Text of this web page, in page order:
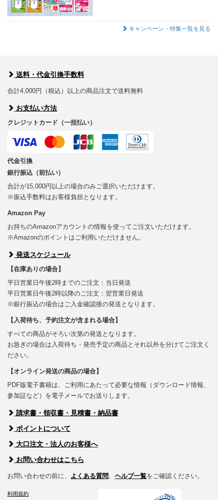
キャンペーン・特集一覧を見る
送料・代金引換手数料
合計4,000円（税込）以上の商品注文で送料無料
お支払い方法
クレジットカード（一括払い）
代金引換
銀行振込（前払い）
合計が15,000円以上の場合のみご選択いただけます。
※振込手数料はお客様負担となります。
Amazon Pay
お持ちのAmazonアカウントの情報を使ってご注文いただけます。
※Amazonのポイントはご利用いただけません。
発送スケジュール
【在庫ありの場合】
平日営業日午後2時までのご注文：当日発送
平日営業日午後2時以降のご注文：翌営業日発送
※銀行振込の場合はご入金確認後の発送となります。
【入荷待ち、予約注文が含まれる場合】
すべての商品がそろい次第の発送となります。
お急ぎの場合は入荷待ち・発売予定の商品とそれ以外を分けてご注文く
ださい。
【オンライン発送の商品の場合】
PDF版電子書籍は、ご利用にあたって必要な情報（ダウンロード情報、
参加証など）を電子メールでお送りします。
請求書・領収書・見積書・納品書
ポイントについて
大口注文・法人のお客様へ
お問い合わせはこちら
お問い合わせの前に、 よくある質問、 ヘルプ一覧をご確認ください。
利用規約